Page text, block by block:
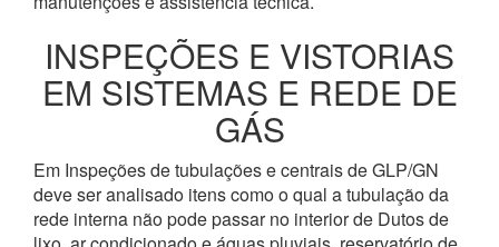
INSPEÇÕES E VISTORIAS
EM SISTEMAS E REDE DE
GÁS
Em Inspeções de tubulações e centrais de GLP/GN
deve ser analisado itens como o qual a tubulação da
rede interna não pode passar no interior de Dutos de